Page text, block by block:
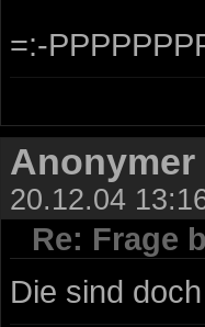
=:-
20.12.04
Re: Frage
Die sind